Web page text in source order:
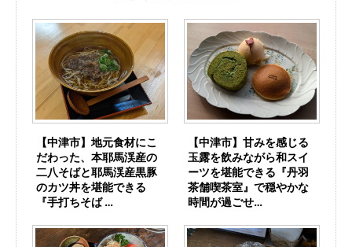
【中津市】地元食材にこ
だわった、本耶馬渓産の
二八そばと耶馬渓産黒豚
のカツ丼を堪能できる
『手打ちそば …
【中津市】甘みを感じる
玉露を飲みながら和スイ
ーツを堪能できる『丹羽
茶舗喫茶室』で穏やかな
時間が過ごせ…